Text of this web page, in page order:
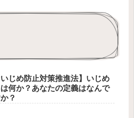
いじめ防止対策推進法】いじめ
は何か？あなたの定義はなんで
？